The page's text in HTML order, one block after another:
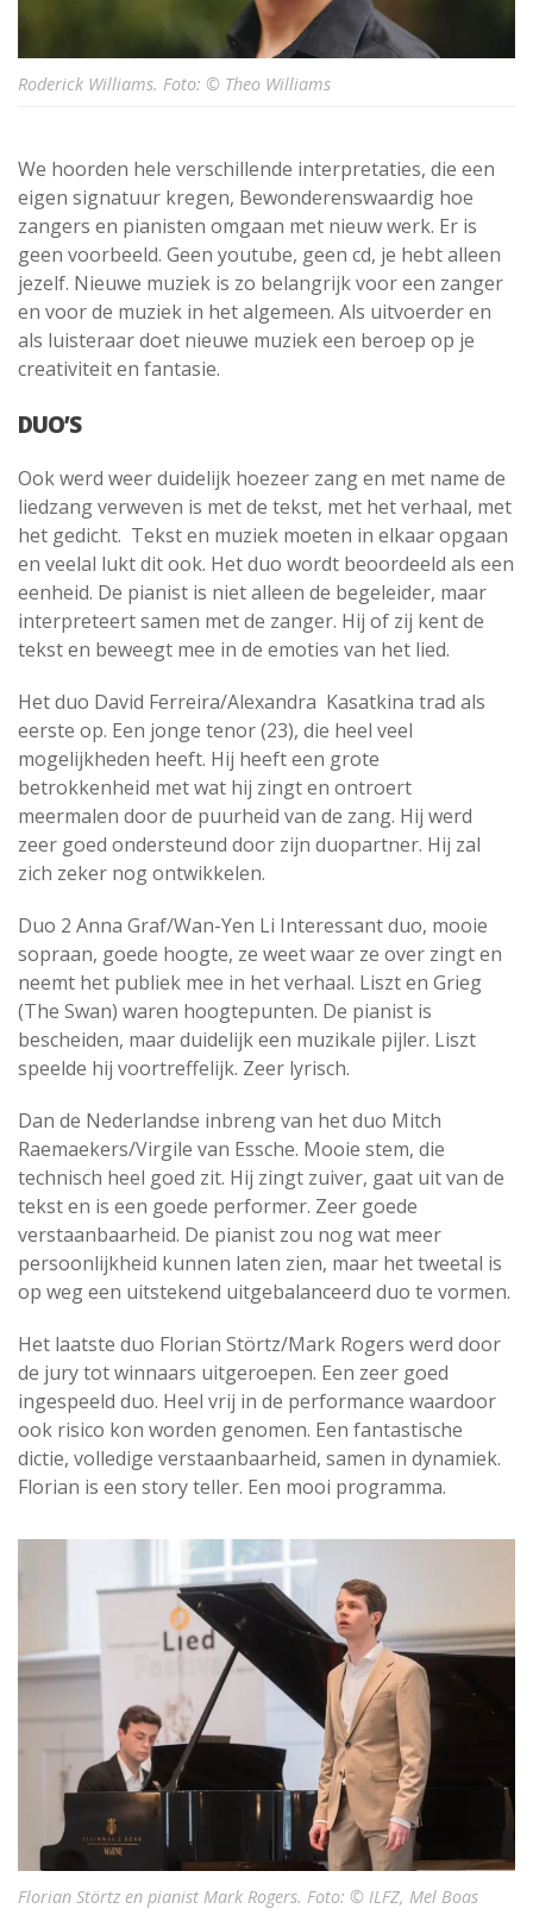
Roderick Williams. Foto: © Theo Williams
We hoorden hele verschillende interpretaties, die een
eigen signatuur kregen, Bewonderenswaardig hoe
zangers en pianisten omgaan met nieuw werk. Er is
geen voorbeeld. Geen youtube, geen cd, je hebt alleen
jezelf. Nieuwe muziek is zo belangrijk voor een zanger
en voor de muziek in het algemeen. Als uitvoerder en
als luisteraar doet nieuwe muziek een beroep op je
creativiteit en fantasie.
DUO’S
Ook werd weer duidelijk hoezeer zang en met name de
liedzang verweven is met de tekst, met het verhaal, met
het gedicht. Tekst en muziek moeten in elkaar opgaan
en veelal lukt dit ook. Het duo wordt beoordeeld als een
eenheid. De pianist is niet alleen de begeleider, maar
interpreteert samen met de zanger. Hij of zij kent de
tekst en beweegt mee in de emoties van het lied.
Het duo David Ferreira/Alexandra Kasatkina trad als
eerste op. Een jonge tenor (23), die heel veel
mogelijkheden heeft. Hij heeft een grote
betrokkenheid met wat hij zingt en ontroert
meermalen door de puurheid van de zang. Hij werd
zeer goed ondersteund door zijn duopartner. Hij zal
zich zeker nog ontwikkelen.
Duo 2 Anna Graf/Wan-Yen Li Interessant duo, mooie
sopraan, goede hoogte, ze weet waar ze over zingt en
neemt het publiek mee in het verhaal. Liszt en Grieg
(The Swan) waren hoogtepunten. De pianist is
bescheiden, maar duidelijk een muzikale pijler. Liszt
speelde hij voortreffelijk. Zeer lyrisch.
Dan de Nederlandse inbreng van het duo Mitch
Raemaekers/Virgile van Essche. Mooie stem, die
technisch heel goed zit. Hij zingt zuiver, gaat uit van de
tekst en is een goede performer. Zeer goede
verstaanbaarheid. De pianist zou nog wat meer
persoonlijkheid kunnen laten zien, maar het tweetal is
op weg een uitstekend uitgebalanceerd duo te vormen.
Het laatste duo Florian Störtz/Mark Rogers werd door
de jury tot winnaars uitgeroepen. Een zeer goed
ingespeeld duo. Heel vrij in de performance waardoor
ook risico kon worden genomen. Een fantastische
dictie, volledige verstaanbaarheid, samen in dynamiek.
Florian is een story teller. Een mooi programma.
Florian Störtz en pianist Mark Rogers. Foto: © ILFZ, Mel Boas